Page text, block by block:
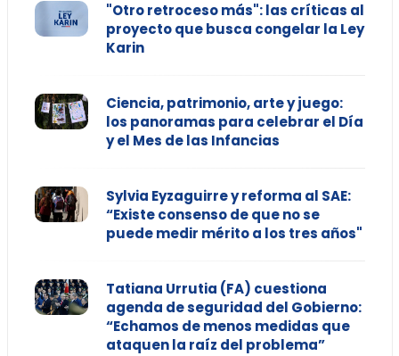
"Otro retroceso más": las críticas al
proyecto que busca congelar la Ley
Karin
Ciencia, patrimonio, arte y juego:
los panoramas para celebrar el Día
y el Mes de las Infancias
Sylvia Eyzaguirre y reforma al SAE:
“Existe consenso de que no se
puede medir mérito a los tres años"
Tatiana Urrutia (FA) cuestiona
agenda de seguridad del Gobierno:
“Echamos de menos medidas que
ataquen la raíz del problema”